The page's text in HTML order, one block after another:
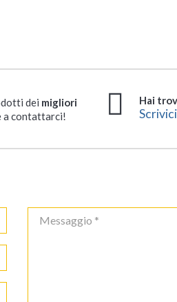
dei migliori
a contattarci!
Hai